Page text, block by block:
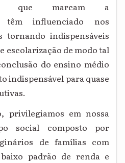
que marcam a
têm influenciado nos
tornando indispensáveis
escolarização de modo tal
do ensino médio
indispensável para quase
privilegiamos em nossa
social composto por
de famílias com
padrão de renda e